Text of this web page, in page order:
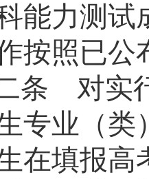
能力测试
按照已公
条 对实
专业（类
在填报